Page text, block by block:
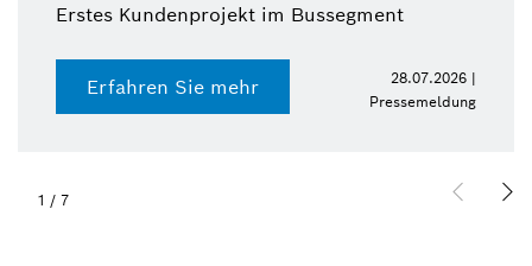
Erstes Kundenprojekt im Bussegment
Erfahren Sie mehr
28.07.2026 |
Pressemeldung
1 / 7